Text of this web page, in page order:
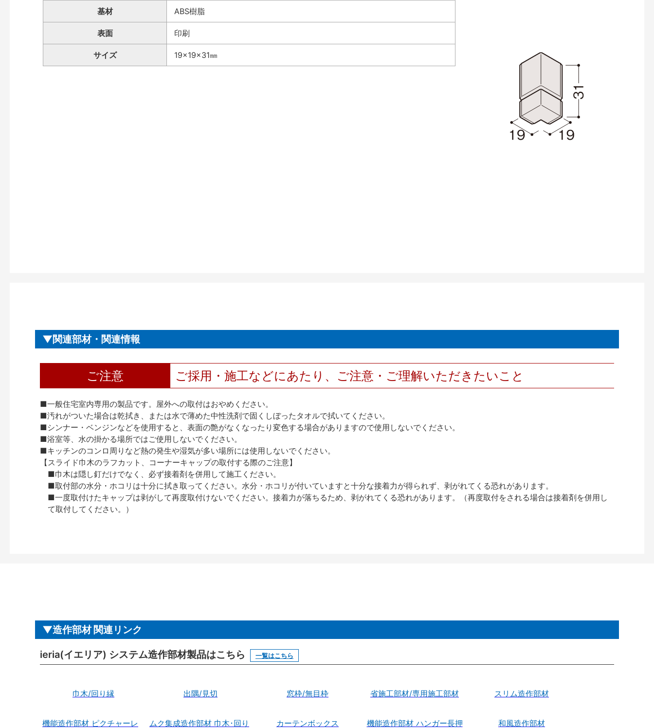
基材 ABS樹脂
表面 印刷
サイズ 19×19×31㎜
関連部材・関連情報
ご注意 ご採用・施工などにあたり、ご注意・ご理解いただきたいこと
■一般住宅室内専用の製品です。屋外への取付はおやめください。
■汚れがついた場合は乾拭き、または水で薄めた中性洗剤で固くしぼったタオルで拭いてください。
■シンナー・ベンジンなどを使用すると、表面の艶がなくなったり変色する場合がありますので使用しないでください。
■浴室等、水の掛かる場所ではご使用しないでください。
■キッチンのコンロ周りなど熱の発生や湿気が多い場所には使用しないでください。
【スライド巾木のラフカット、コーナーキャップの取付する際のご注意】
■巾木は隠し釘だけでなく、必ず接着剤を併用して施工ください。
■取付部の水分・ホコリは十分に拭き取ってください。水分・ホコリが付いていますと十分な接着力が得られず、剥がれてくる恐れがあります。
■一度取付けたキャップは剥がして再度取付けないでください。接着力が落ちるため、剥がれてくる恐れがあります。（再度取付をされる場合は接着剤を併用し
て取付してください。）
造作部材 関連リンク
ieria(イエリア) システム造作部材製品はこちら 一覧はこちら
巾木/回り縁 出隅/見切 窓枠/無目枠 省施工部材/専用施工部材 スリム造作部材
機能造作部材 ピクチャーレ ムク集成造作部材 巾木･回り カーテンボックス 機能造作部材 ハンガー長押 和風造作部材